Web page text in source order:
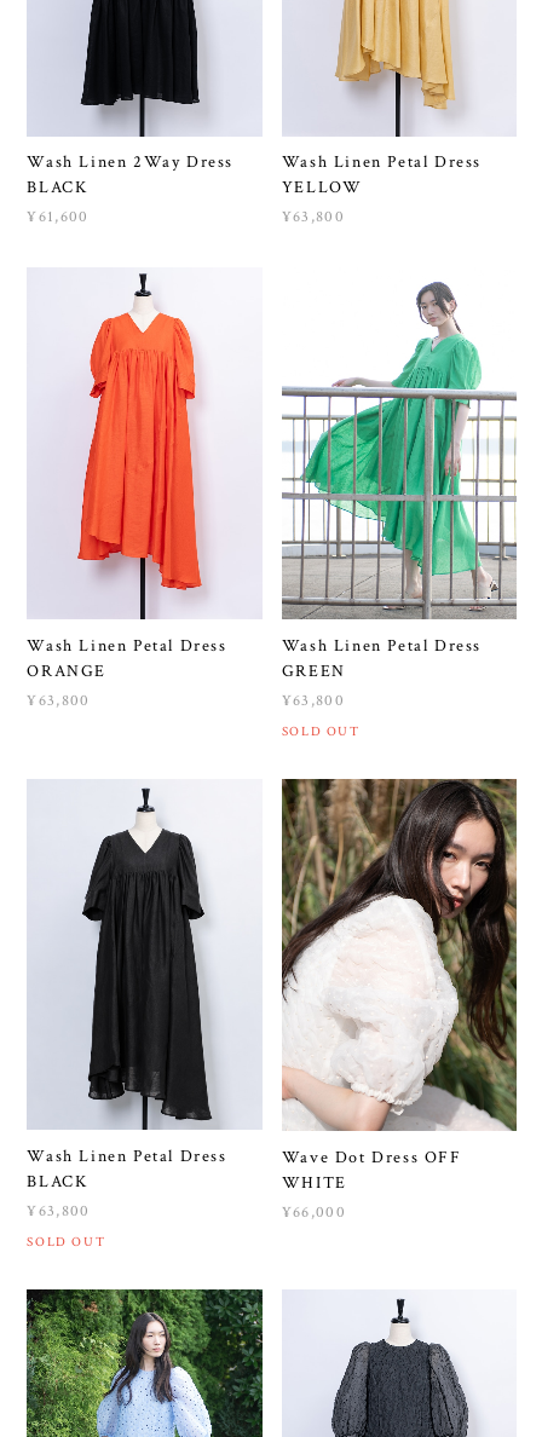
Wash Linen 2Way Dress
BLACK
¥61,600
Wash Linen Petal Dress
YELLOW
¥63,800
Wash Linen Petal Dress
ORANGE
¥63,800
Wash Linen Petal Dress
GREEN
¥63,800
SOLD OUT
Wash Linen Petal Dress
BLACK
¥63,800
SOLD OUT
Wave Dot Dress OFF
WHITE
¥66,000